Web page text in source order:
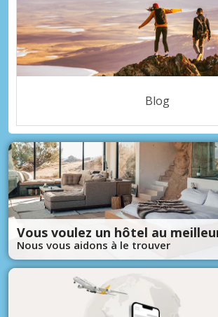
Blog
Vous voulez un hôtel au
Nous vous aidons à le trouver